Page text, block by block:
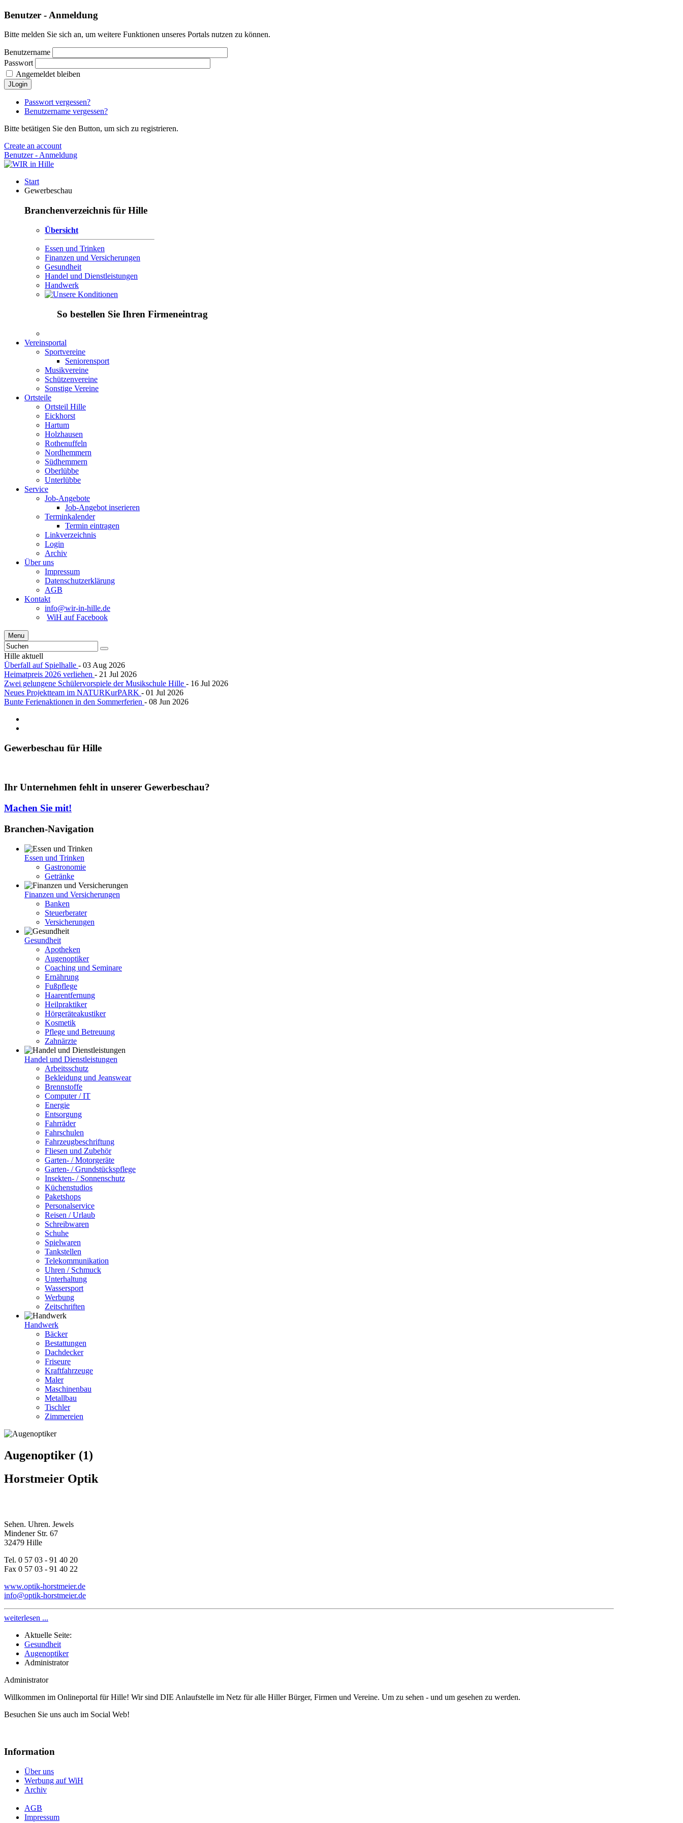
Benutzer - Anmeldung
Bitte melden Sie sich an, um weitere Funktionen unseres Portals nutzen zu können.
Benutzername
Passwort
Angemeldet bleiben
JLogin
Passwort vergessen?
Benutzername vergessen?
Bitte betätigen Sie den Button, um sich zu registrieren.
Create an account
Benutzer - Anmeldung
Start
Gewerbeschau
Branchenverzeichnis für Hille
Übersicht
Essen und Trinken
Finanzen und Versicherungen
Gesundheit
Handel und Dienstleistungen
Handwerk
So bestellen Sie Ihren Firmeneintrag
Vereinsportal
Sportvereine
Seniorensport
Musikvereine
Schützenvereine
Sonstige Vereine
Ortsteile
Ortsteil Hille
Eickhorst
Hartum
Holzhausen
Rothenuffeln
Nordhemmern
Südhemmern
Oberlübbe
Unterlübbe
Service
Job-Angebote
Job-Angebot inserieren
Terminkalender
Termin eintragen
Linkverzeichnis
Login
Archiv
Über uns
Impressum
Datenschutzerklärung
AGB
Kontakt
info@wir-in-hille.de
WiH auf Facebook
Menu
Hille aktuell
Überfall auf Spielhalle - 03 Aug 2026
Heimatpreis 2026 verliehen - 21 Jul 2026
Zwei gelungene Schülervorspiele der Musikschule Hille - 16 Jul 2026
Neues Projektteam im NATURKurPARK - 01 Jul 2026
Bunte Ferienaktionen in den Sommerferien - 08 Jun 2026
Gewerbeschau für Hille
Ihr Unternehmen fehlt in unserer Gewerbeschau?
Machen Sie mit!
Branchen-Navigation
Essen und Trinken
Gastronomie
Getränke
Finanzen und Versicherungen
Banken
Steuerberater
Versicherungen
Gesundheit
Apotheken
Augenoptiker
Coaching und Seminare
Ernährung
Fußpflege
Haarentfernung
Heilpraktiker
Hörgeräteakustiker
Kosmetik
Pflege und Betreuung
Zahnärzte
Handel und Dienstleistungen
Arbeitsschutz
Bekleidung und Jeanswear
Brennstoffe
Computer / IT
Energie
Entsorgung
Fahrräder
Fahrschulen
Fahrzeugbeschriftung
Fliesen und Zubehör
Garten- / Motorgeräte
Garten- / Grundstückspflege
Insekten- / Sonnenschutz
Küchenstudios
Paketshops
Personalservice
Reisen / Urlaub
Schreibwaren
Schuhe
Spielwaren
Tankstellen
Telekommunikation
Uhren / Schmuck
Unterhaltung
Wassersport
Werbung
Zeitschriften
Handwerk
Bäcker
Bestattungen
Dachdecker
Friseure
Kraftfahrzeuge
Maler
Maschinenbau
Metallbau
Tischler
Zimmereien
Augenoptiker (1)
Horstmeier Optik
Sehen. Uhren. Jewels
Mindener Str. 67
32479 Hille
Tel. 0 57 03 - 91 40 20
Fax 0 57 03 - 91 40 22
www.optik-horstmeier.de
info@optik-horstmeier.de
weiterlesen ...
Aktuelle Seite:
Gesundheit
Augenoptiker
Administrator
Administrator
Willkommen im Onlineportal für Hille! Wir sind DIE Anlaufstelle im Netz für alle Hiller Bürger, Firmen und Vereine. Um zu sehen - und um gesehen zu werden.
Besuchen Sie uns auch im Social Web!
Information
Über uns
Werbung auf WiH
Archiv
AGB
Impressum